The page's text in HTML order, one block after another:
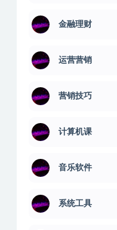
金融理财
运营营销
营销技巧
计算机课
音乐软件
系统工具